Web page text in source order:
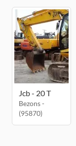
Jcb - 20 T
Bezons -
(95870)